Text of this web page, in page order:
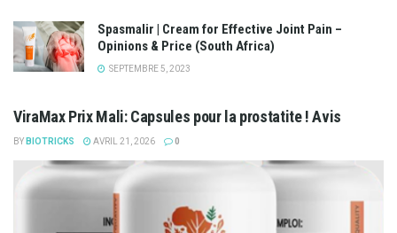
Spasmalir | Cream for Effective Joint Pain –
Opinions & Price (South Africa)
SEPTEMBRE 5, 2023
ViraMax Prix Mali: Capsules pour la prostatite ! Avis
BY BIOTRICKS AVRIL 21, 2026 0